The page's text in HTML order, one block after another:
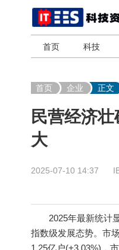
首页 科技
首页 企业 正文
民营经济
大
2025-07-10 14:37
2025年最新统计显
指数级发展态势。市
1.25亿户(+3.03%)，